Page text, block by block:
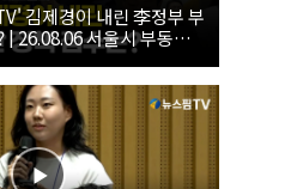
김제경이 내린 李정부 부
| 26.08.06 서울시 부동산